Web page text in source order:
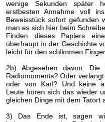
wenige Sekunden später
erstbesten Annahme voll
Beweisstück sofort gefunden
man es sich hier beim
Finden dieses Papiers
überhaupt in der Geschichte
leicht für den schlimmen
2b) Abgesehen davon:
Radiomoments? Oder
oder von Karl? Und keine
Leute hören sich das wieder
gleichen Dinge mit dem Tatort
3) Das Ende ist, sagen